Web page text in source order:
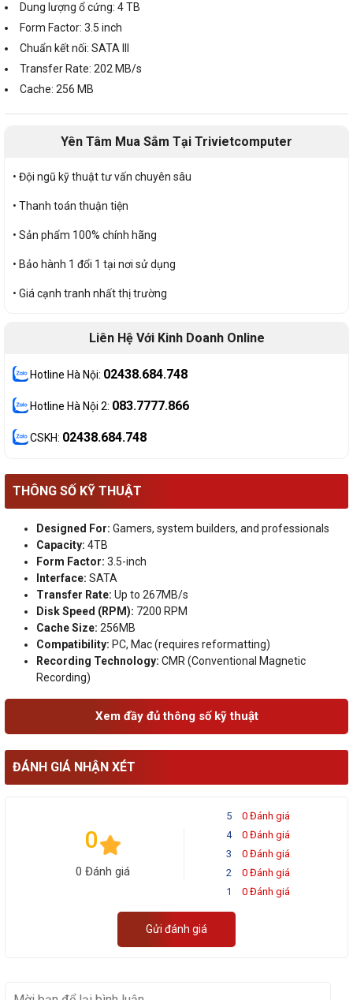
Dung lượng ổ cứng: 4 TB
Form Factor: 3.5 inch
Chuẩn kết nối: SATA III
Transfer Rate: 202 MB/s
Cache: 256 MB
Yên Tâm Mua Sắm Tại Trivietcomputer
• Đội ngũ kỹ thuật tư vấn chuyên sâu
• Thanh toán thuận tiện
• Sản phẩm 100% chính hãng
• Bảo hành 1 đổi 1 tại nơi sử dụng
• Giá cạnh tranh nhất thị trường
Liên Hệ Với Kinh Doanh Online
Hotline Hà Nội: 02438.684.748
Hotline Hà Nội 2: 083.7777.866
CSKH: 02438.684.748
THÔNG SỐ KỸ THUẬT
Designed For: Gamers, system builders, and professionals
Capacity: 4TB
Form Factor: 3.5-inch
Interface: SATA
Transfer Rate: Up to 267MB/s
Disk Speed (RPM): 7200 RPM
Cache Size: 256MB
Compatibility: PC, Mac (requires reformatting)
Recording Technology: CMR (Conventional Magnetic
Recording)
Xem đầy đủ thông số kỹ thuật
ĐÁNH GIÁ NHẬN XÉT
0
0 Đánh giá
5
0 Đánh giá
4
0 Đánh giá
3
0 Đánh giá
2
0 Đánh giá
1
0 Đánh giá
Gửi đánh giá